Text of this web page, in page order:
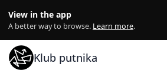
View in the app
A better way to browse. Learn more.
Klub putnika